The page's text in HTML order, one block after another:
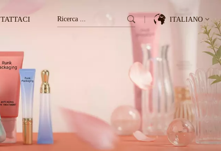
ITALIANO
English
Français
Italiano